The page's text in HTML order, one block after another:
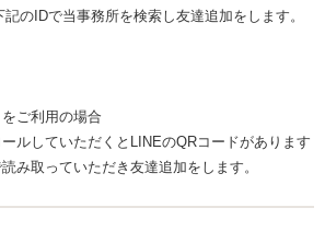
記のIDで当事務所を検索し友達追加をします。
ご利用の場合
ルしていただくとLINEのQRコードがあります
み取っていただき友達追加をします。